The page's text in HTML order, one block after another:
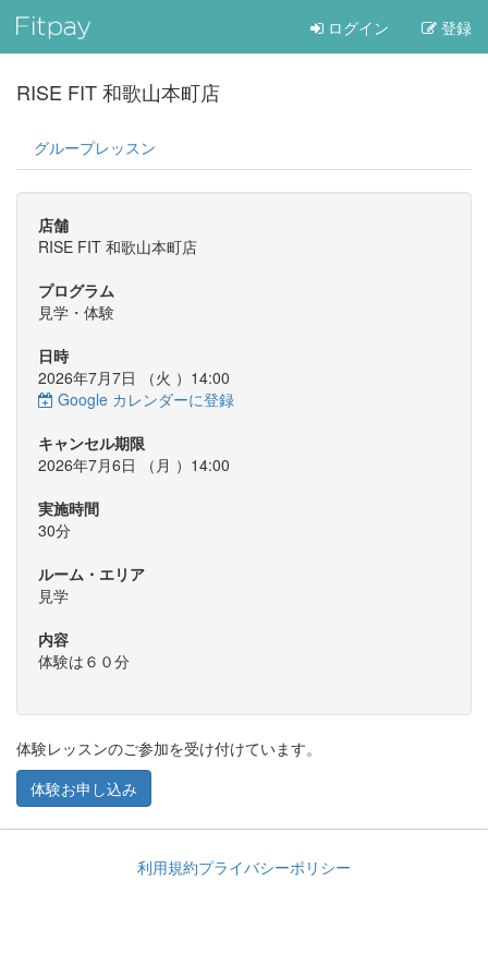
ログイン 登録
RISE FIT 和歌山本町店
グループレッスン
店舗
RISE FIT 和歌山本町店
プログラム
見学・体験
日時
2026年7月7日 （火 ）14:00
Google カレンダーに登録
キャンセル期限
2026年7月6日 （ 月 ）14:00
実施時間
30分
ルーム・エリア
見学
内容
体験は６０分
体験レッスンのご参加を受け付けています。
体験お申し込み
利用規約プライバシーポリシー